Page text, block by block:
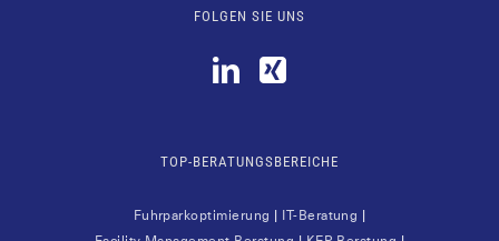
FOLGEN SIE UNS
TOP-BERATUNGSBEREICHE
Fuhr­park­op­ti­mie­rung | IT-Bera­tung |